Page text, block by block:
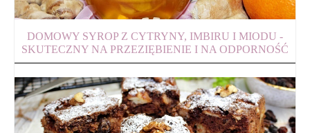
DOMOWY SYROP Z CYTRYNY, IMBIRU I MIODU -
SKUTECZNY NA PRZEZIĘBIENIE I NA ODPORNOŚĆ